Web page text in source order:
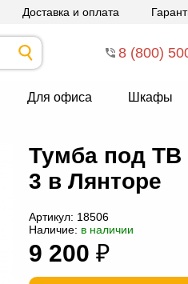
Доставка и оплата
8 (800)
Для офиса Шкафы
Тумба под ТВ
3 в Лянторе
Артикул: 18506
Наличие: в наличии
9 200 ₽